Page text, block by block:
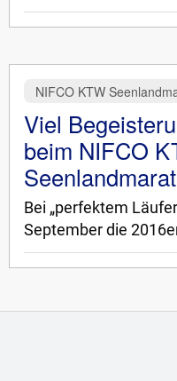
NIFCO KTW
Viel
beim NIFCO
Bei „perfektem
September die